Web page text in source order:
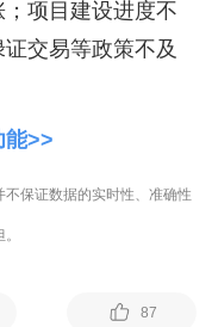
项目建设进度不
交易等政策不及
能>>
保证数据的实时性、准确性
87